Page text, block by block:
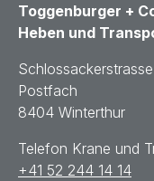
Toggenburger +
Heben und
Postfach
8404 Winterthur
Telefon Krane und
+41 52 244 14 14